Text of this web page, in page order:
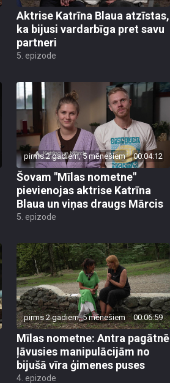
Aktrise Katrīna Blaua atzīstas,
ka bijusi vardarbīga pret savu
partneri
5. epizode
pirms 2 gadiem, 5 mēnešiem 00:04:12
Šovam "Mīlas nometne"
pievienojas aktrise Katrīna
Blaua un viņas draugs Mārcis
5. epizode
pirms 2 gadiem, 5 mēnešiem 00:06:59
Mīlas nometne: Antra pagātnē
ļāvusies manipulācijām no
bijušā vīra ģimenes puses
4. epizode